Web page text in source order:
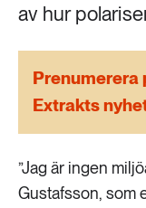
360 ARTIKLAR
Social
189 ARTIKLAR
Transport
Vatten
av hur
Prenumerera
Extrakts
”Jag är ingen
Gustafsson, som